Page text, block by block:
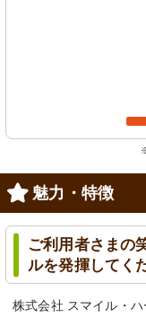
魅力・特徴
ご利用者さまの
ルを発揮してく
株式会社 スマイル・